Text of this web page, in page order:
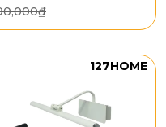
₫
127HOME